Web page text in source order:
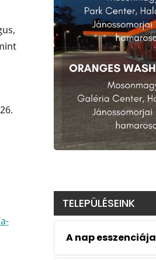
TELEPÜLÉSEINK
A nap esszenciája